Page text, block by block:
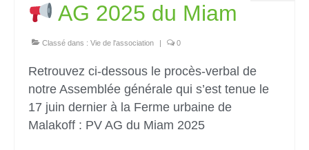
AG 2025 du Miam
Classé dans : Vie de l'association 0
Retrouvez ci-dessous le procès-verbal de
notre Assemblée générale qui s’est tenue le
17 juin dernier à la Ferme urbaine de
Malakoff : PV AG du Miam 2025